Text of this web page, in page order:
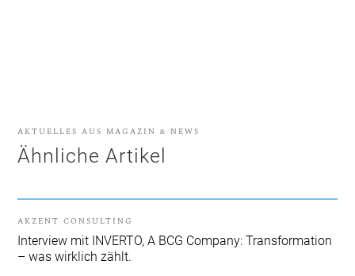
AKTUELLES AUS MAGAZIN & NEWS
Ähnliche Artikel
AKZENT CONSULTING
Interview mit INVERTO, A BCG Company: Transformation
– was wirklich zählt.